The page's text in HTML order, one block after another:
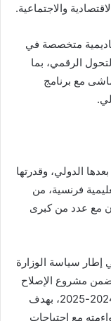
والاجتماعية.
متخصصة في
الرقمي، بما
مع برنامج
الدولي، وقدرتها
فرنسية، من
مع عدد من كبرى
إطار سياسة الوزارة
ضمن مشروع الإصلاح
الشامل الذي انطلق مع بداية العام الجامعي 2024-2025، بهدف
مع احتياجات